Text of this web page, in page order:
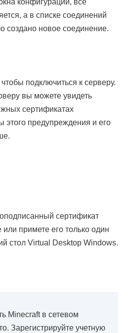
конфигурации, все
а в списке соединений
создано новое соединение.
подключиться к серверу.
вы можете увидеть
сертификатах
этого предупреждения и его
сертификат
примете его только один
стол Virtual Desktop Windows.
Minecraft в сетевом
Зарегистрируйте учетную